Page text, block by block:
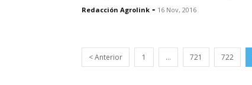
Redacción Agrolink - 16 Nov, 2016
< Anterior 1 … 721 722